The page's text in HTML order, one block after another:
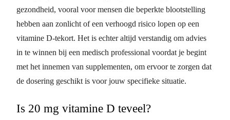
gezondheid, vooral voor mensen die beperkte blootstelling
hebben aan zonlicht of een verhoogd risico lopen op een
vitamine D-tekort. Het is echter altijd verstandig om advies
in te winnen bij een medisch professional voordat je begint
met het innemen van supplementen, om ervoor te zorgen dat
de dosering geschikt is voor jouw specifieke situatie.
Is 20 mg vitamine D teveel?